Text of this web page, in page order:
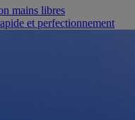
mains libres
et perfectionnement